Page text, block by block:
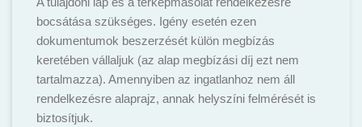
bocsátása szükséges. Igény esetén ezen
dokumentumok beszerzését külön megbízás
keretében vállaljuk (az alap megbízási díj ezt nem
tartalmazza). Amennyiben az ingatlanhoz nem áll
rendelkezésre alaprajz, annak helyszíni felmérését is
biztosítjuk.